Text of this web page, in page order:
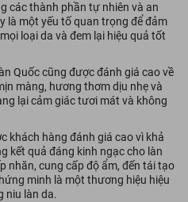
các thành phần tự nhiên và an
là một yếu tố quan trọng để đảm
loại da và đem lại hiệu quả tốt
Quốc cũng được đánh giá cao về
màng, hương thơm dịu nhẹ và
lại cảm giác tươi mát và không
khách hàng đánh giá cao vì khả
kết quả đáng kinh ngạc cho làn
nhăn, cung cấp độ ẩm, đến tái tạo
minh là một thương hiệu hiệu
niu làn da.